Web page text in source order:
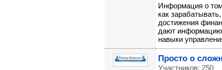
Информация о
как
достижения
дают информацию
навыки
Просто о
Участников: 250